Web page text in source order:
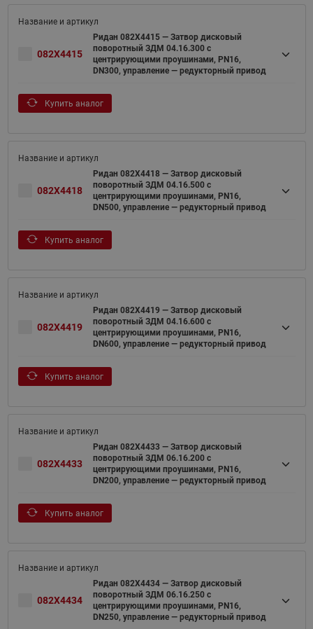
082X4415
Ридан 082X4415 — Затвор дисковый
поворотный ЗДМ 04.16.300 с
центрирующими проушинами, PN16,
DN300, управление — редукторный привод
Купить аналог
082X4418
Ридан 082X4418 — Затвор дисковый
поворотный ЗДМ 04.16.500 с
центрирующими проушинами, PN16,
DN500, управление — редукторный привод
Купить аналог
082X4419
Ридан 082X4419 — Затвор дисковый
поворотный ЗДМ 04.16.600 с
центрирующими проушинами, PN16,
DN600, управление — редукторный привод
Купить аналог
082X4433
Ридан 082X4433 — Затвор дисковый
поворотный ЗДМ 06.16.200 с
центрирующими проушинами, PN16,
DN200, управление — редукторный привод
Купить аналог
082X4434
Ридан 082X4434 — Затвор дисковый
поворотный ЗДМ 06.16.250 с
центрирующими проушинами, PN16,
DN250, управление — редукторный привод